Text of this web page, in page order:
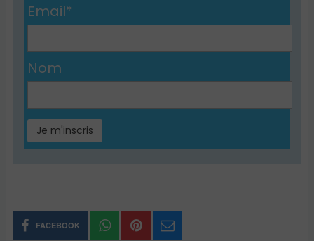
Email*
Nom
FACEBOOK